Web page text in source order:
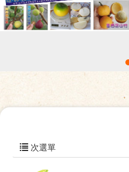
次選單